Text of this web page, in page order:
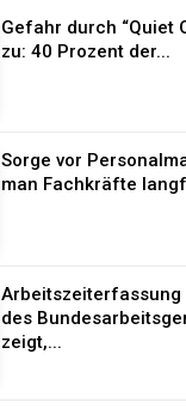
Gefahr durch “Quiet
zu: 40 Prozent der...
Sorge vor
man Fachkräfte
Arbeitszeiterfassung
des
zeigt,...